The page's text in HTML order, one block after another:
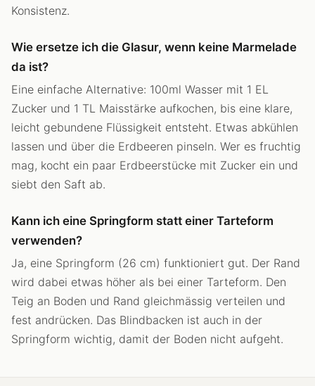
Konsistenz.
Wie ersetze ich die Glasur, wenn keine Marmelade
da ist?
Eine einfache Alternative: 100ml Wasser mit 1 EL
Zucker und 1 TL Maisstärke aufkochen, bis eine klare,
leicht gebundene Flüssigkeit entsteht. Etwas abkühlen
lassen und über die Erdbeeren pinseln. Wer es fruchtig
mag, kocht ein paar Erdbeerstücke mit Zucker ein und
siebt den Saft ab.
Kann ich eine Springform statt einer Tarteform
verwenden?
Ja, eine Springform (26 cm) funktioniert gut. Der Rand
wird dabei etwas höher als bei einer Tarteform. Den
Teig an Boden und Rand gleichmässig verteilen und
fest andrücken. Das Blindbacken ist auch in der
Springform wichtig, damit der Boden nicht aufgeht.